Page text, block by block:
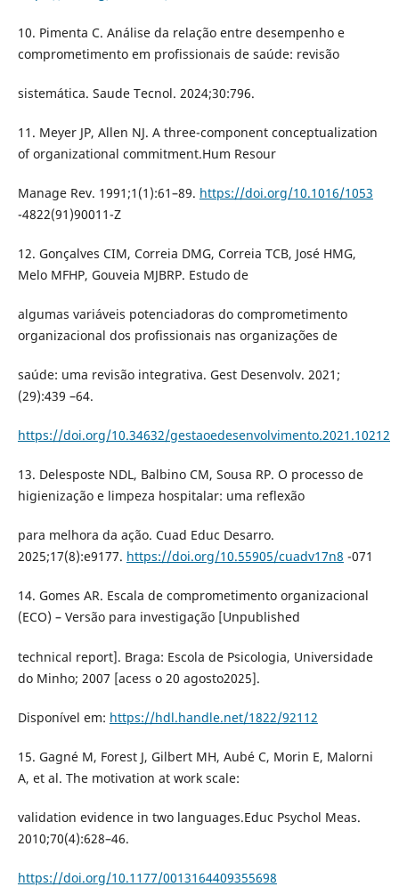
10. Pimenta C. Análise da relação entre desempenho e
comprometimento em profissionais de saúde: revisão
sistemática. Saude Tecnol. 2024;30:796.
11. Meyer JP, Allen NJ. A three-component conceptualization
of organizational commitment.Hum Resour
Manage Rev. 1991;1(1):61–89. https://doi.org/10.1016/1053
-4822(91)90011-Z
12. Gonçalves CIM, Correia DMG, Correia TCB, José HMG,
Melo MFHP, Gouveia MJBRP. Estudo de
algumas variáveis potenciadoras do comprometimento
organizacional dos profissionais nas organizações de
saúde: uma revisão integrativa. Gest Desenvolv. 2021;
(29):439 –64.
https://doi.org/10.34632/gestaoedesenvolvimento.2021.10212
13. Delesposte NDL, Balbino CM, Sousa RP. O processo de
higienização e limpeza hospitalar: uma reflexão
para melhora da ação. Cuad Educ Desarro.
2025;17(8):e9177. https://doi.org/10.55905/cuadv17n8 -071
14. Gomes AR. Escala de comprometimento organizacional
(ECO) – Versão para investigação [Unpublished
technical report]. Braga: Escola de Psicologia, Universidade
do Minho; 2007 [acess o 20 agosto2025].
Disponível em: https://hdl.handle.net/1822/92112
15. Gagné M, Forest J, Gilbert MH, Aubé C, Morin E, Malorni
A, et al. The motivation at work scale:
validation evidence in two languages.Educ Psychol Meas.
2010;70(4):628–46.
https://doi.org/10.1177/0013164409355698